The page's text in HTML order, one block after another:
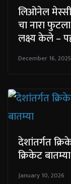
लिओनेल
चा नारा
लक्ष्य केले –
December 16, 2025
देशांतर्गत
क्रिकेट बातम्या
January 10, 2026